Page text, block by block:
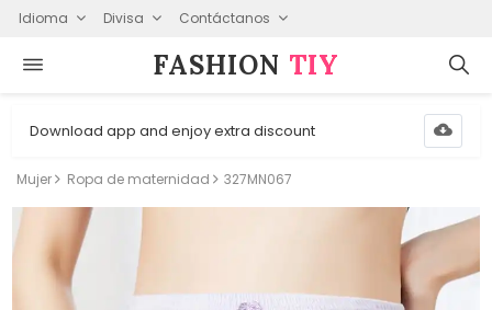
Idioma Divisa Contáctanos
FASHION⁠ TIY
Download app and enjoy extra discount
Mujer Ropa de maternidad 327MN067